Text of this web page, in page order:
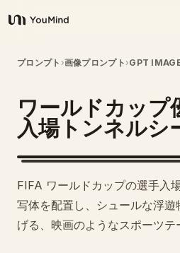
YouMind
概要
ユースケース
スキル
プロンプト
プロンプト ›画像プロンプト ›GPT
ワールドカップ
入場トンネルシ
FIFA ワールドカップの選手入
写体を配置し、シュールな浮
げる、映画のようなスポーツテ